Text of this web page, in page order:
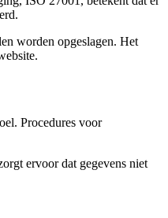
worden opgeslagen. Het
Procedures voor
ervoor dat gegevens niet